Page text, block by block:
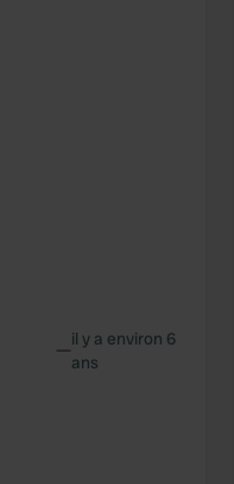
—il y a environ 6
ans